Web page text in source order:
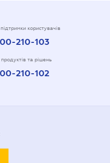
користувачів
210-103
продуктів та рішень
210-102